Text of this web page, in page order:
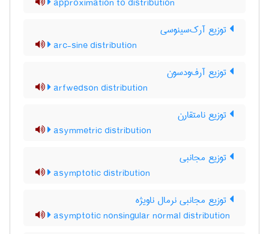
توزیع آرک‌سینوسی
arc-sine distribution
توزیع آرف‌ودسون
arfwedson distribution
توزیع نامتقارن
asymmetric distribution
توزیع مجانبی
asymptotic distribution
توزیع مجانبی نرمال ناویژه
asymptotic nonsingular normal distribution